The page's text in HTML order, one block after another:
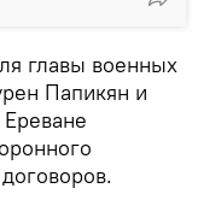
главы военных
Папикян и